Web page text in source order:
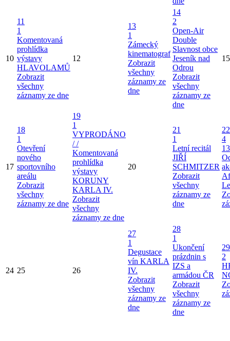
10
11
1
Komentovaná
prohlídka
výstavy
HLAVOLAMŮ
Zobrazit
všechny
záznamy ze dne
12
13
1
Zámecký
kinematograf
Zobrazit
všechny
záznamy ze
dne
14
2
Open-Air
Double
Slavnost obce
Jeseník nad
Odrou
Zobrazit
všechny
záznamy ze
dne
15
17
18
1
Otevření
nového
sportovního
areálu
Zobrazit
všechny
záznamy ze dne
19
1
VYPRODÁNO
/ /
Komentovaná
prohlídka
výstavy
KORUNY
KARLA IV.
Zobrazit
všechny
záznamy ze dne
20
21
1
Letní recitál
JIŘÍ
SCHMITZER
Zobrazit
všechny
záznamy ze
dne
22
4
24 25 26
27
1
Degustace
vín KARLA
IV.
Zobrazit
všechny
záznamy ze
dne
28
1
Ukončení
prázdnin s
IZS a
armádou ČR
Zobrazit
všechny
záznamy ze
dne
29
2